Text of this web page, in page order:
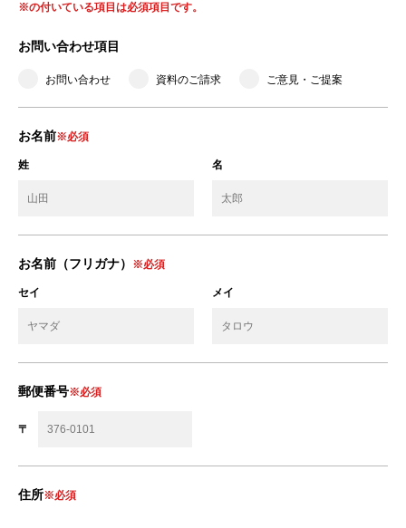
※の付いている項目は必須項目です。
お問い合わせ項目
お問い合わせ 資料のご請求 ご意見・ご提案
お名前※必須
姓 名
お名前（フリガナ） ※必須
セイ メイ
郵便番号※必須
〒
住所※必須